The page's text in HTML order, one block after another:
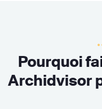
Pourquoi
Archidvisor